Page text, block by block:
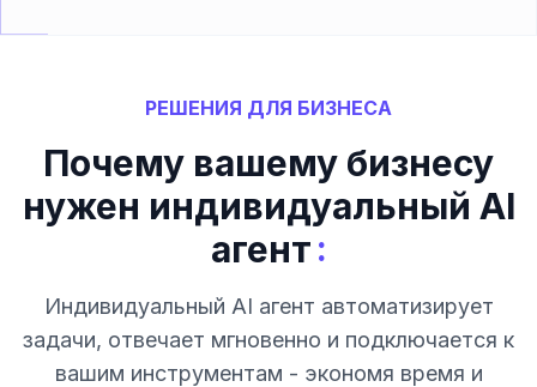
РЕШЕНИЯ ДЛЯ БИЗНЕСА
Почему вашему бизнесу
нужен индивидуальный AI
агент:
Индивидуальный AI агент автоматизирует
задачи, отвечает мгновенно и подключается к
вашим инструментам - экономя время и